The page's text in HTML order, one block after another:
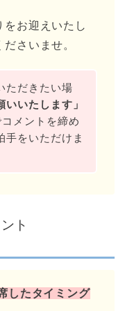
をお迎えいたし
さいませ。
ただきたい場
いいたします」
メントを締め
手をいただけま
ト
したタイミング